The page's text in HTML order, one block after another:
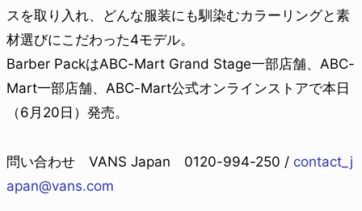
スを取り入れ、どんな服装にも馴染むカラーリングと素
材選びにこだわった4モデル。
Barber PackはABC-Mart Grand Stage一部店舗、ABC-
Mart一部店舗、ABC-Mart公式オンラインストアで本日
（6月20日）発売。
問い合わせ VANS Japan 0120-994-250 / contact_j
apan@vans.com